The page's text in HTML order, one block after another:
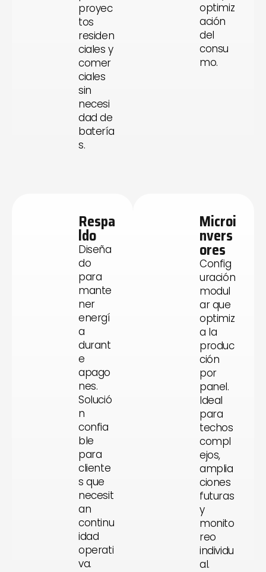
proyec
tos
residen
ciales y
comer
ciales
sin
necesi
dad de
batería
s.
optimiz
ación
del
consu
mo.
Respa
ldo
Diseña
do
para
mante
ner
energí
a
durant
e
apago
nes.
Solució
n
confia
ble
para
cliente
s que
necesit
an
continu
idad
operati
va.
Microi
nvers
ores
Config
uración
modul
ar que
optimiz
a la
produc
ción
por
panel.
Ideal
para
techos
compl
ejos,
amplia
ciones
futuras
y
monito
reo
individu
al.